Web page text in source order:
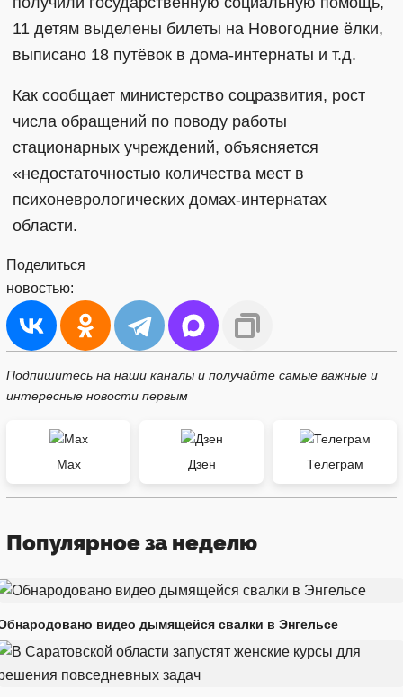
11 детям выделены билеты на Новогодние ёлки,
выписано 18 путёвок в дома-интернаты и т.д.
Как сообщает министерство соцразвития, рост
числа обращений по поводу работы
стационарных учреждений, объясняется
«недостаточностью количества мест в
психоневрологических домах-интернатах
области.
Поделиться
новостью:
Подпишитесь на наши каналы и получайте самые важные и
интересные новости первым
Max Дзен Телеграм
Популярное за неделю
видео дымящейся свалки в Энгельсе